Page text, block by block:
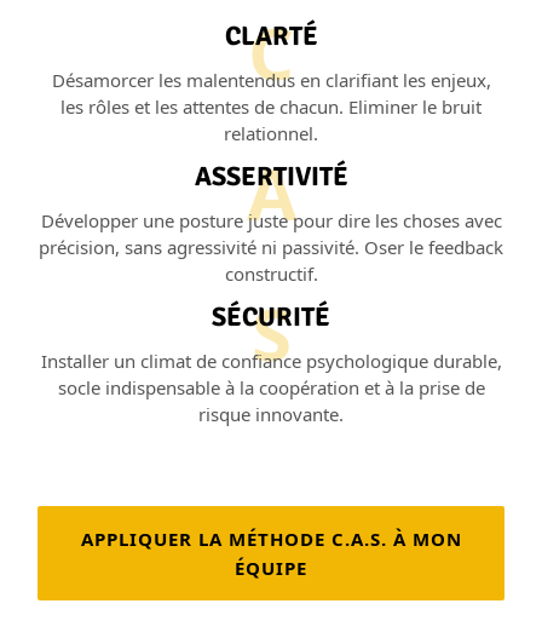
C
CLARTÉ
Désamorcer les malentendus en clarifiant les enjeux,
les rôles et les attentes de chacun. Eliminer le bruit
relationnel.
A
ASSERTIVITÉ
Développer une posture juste pour dire les choses avec
précision, sans agressivité ni passivité. Oser le feedback
constructif.
S
SÉCURITÉ
Installer un climat de confiance psychologique durable,
socle indispensable à la coopération et à la prise de
risque innovante.
APPLIQUER LA MÉTHODE C.A.S. À MON
ÉQUIPE